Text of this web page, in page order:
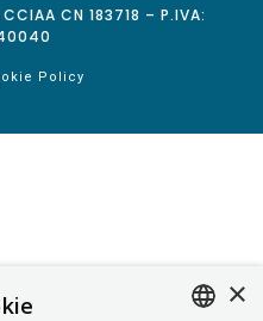
CN 183718 – P.IVA:
Policy
×